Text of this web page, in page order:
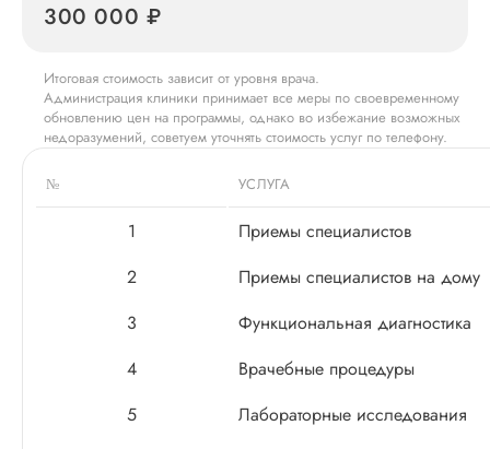
№ УСЛУГА
1
Приемы специалистов
2
Приемы специалистов на дому
3
Функциональная диагностика
4
Врачебные процедуры
5
Лабораторные исследования
300 000 ₽
Итоговая стоимость зависит от уровня врача.
Администрация клиники принимает все меры по своевременному
обновлению цен на программы, однако во избежание возможных
недоразумений, советуем уточнять стоимость услуг по телефону.